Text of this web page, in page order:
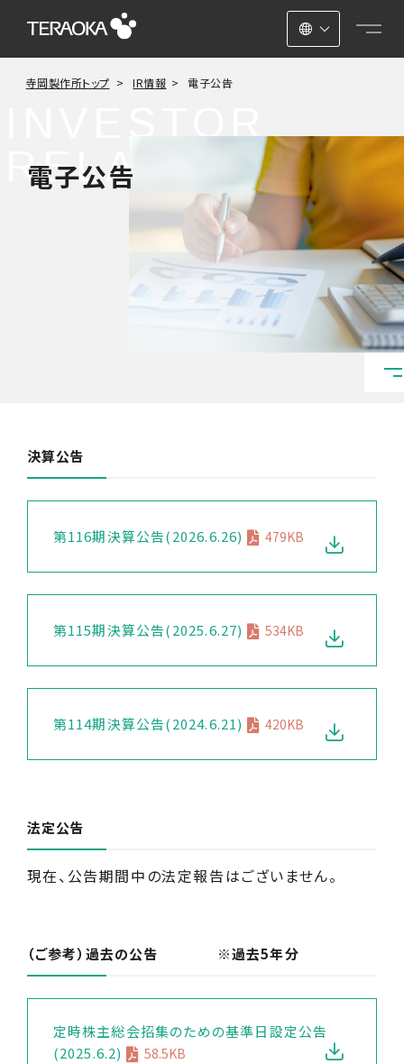
日本語
ENGLISH
寺岡製作所トップ IR情報 電子公告
INVESTOR
RELATIONS
電子公告
中期経営計画
決算短信
決算公告
第116期決算公告(2026.6.26) 479KB
第115期決算公告(2025.6.27) 534KB
第114期決算公告(2024.6.21) 420KB
法定公告
現在、公告期間中の法定報告はございません。
（ご参考）過去の公告 ※過去5年分
定時株主総会招集のための基準日設定公告
(2025.6.2)
58.5KB